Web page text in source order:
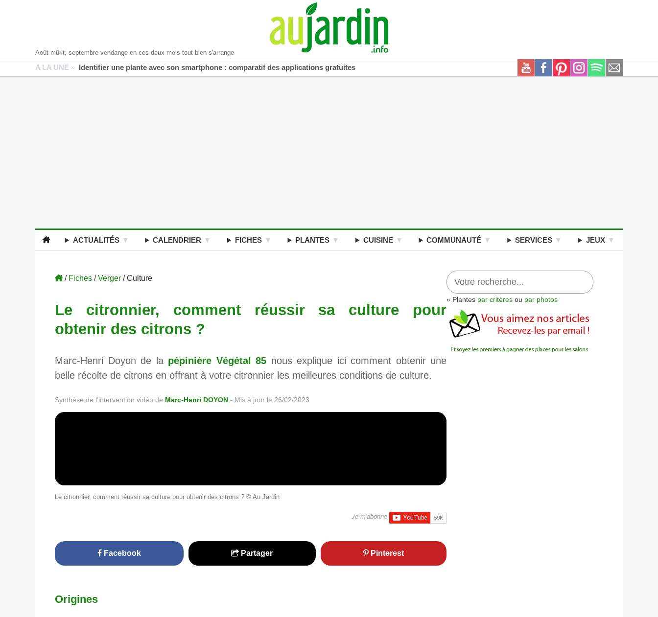
Août mûrit, septembre vendange en ces deux mois tout bien s'arrange
A LA UNE » Identifier une plante avec son smartphone : comparatif des applications gratuites
ACTUALITÉS CALENDRIER FICHES PLANTES CUISINE COMMUNAUTÉ SERVICES JEUX
/ Fiches /Verger / Culture
Le citronnier, comment réussir sa culture pour
obtenir des citrons ?
Marc-Henri Doyon de la pépinière Végétal 85 nous explique ici comment obtenir une
belle récolte de citrons en offrant à votre citronnier les meilleures conditions de culture.
Synthèse de l'intervention vidéo de Marc-Henri DOYON - Mis à jour le 26/02/2023
Le citronnier, comment réussir sa culture pour obtenir des citrons ? © Au Jardin
Je m'abonne
Facebook Partager Pinterest
Origines
» Plantes par critères ou par photos